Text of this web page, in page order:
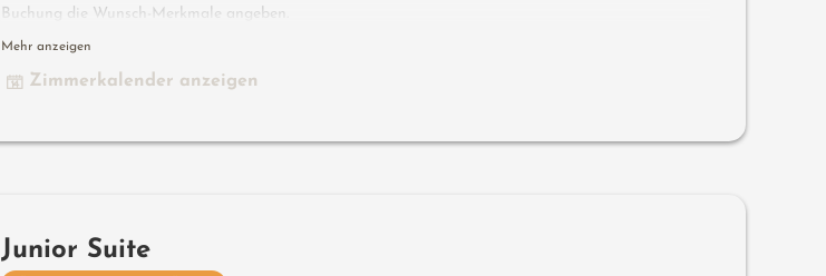
Buchung die Wunsch-Merkmale angeben.
Mehr anzeigen
Zimmerkalender anzeigen
Junior Suite